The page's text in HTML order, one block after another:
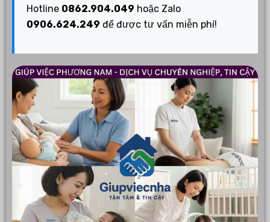
Hotline 0862.904.049 hoặc Zalo
0906.624.249 để được tư vấn miễn phí!